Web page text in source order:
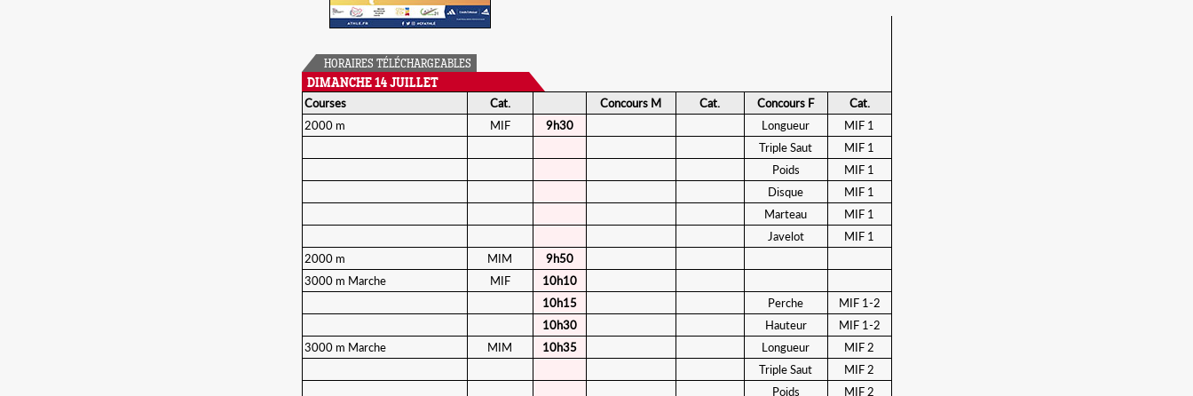
HORAIRES TÉLÉCHARGEABLES
DIMANCHE 14 JUILLET
Courses
Cat. Concours M Cat. Concours F
Cat.
2000 m
MIF 9h30 Longueur
MIF 1
Triple Saut
MIF 1
Poids
MIF 1
Disque
MIF 1
Marteau
MIF 1
Javelot
MIF 1
2000 m
MIM
9h50
3000 m Marche
MIF
10h10
10h15
Perche
MIF 1-2
10h30
Hauteur
MIF 1-2
3000 m Marche
MIM 10h35 Longueur
MIF 2
Triple Saut
MIF 2
Poids
MIF 2